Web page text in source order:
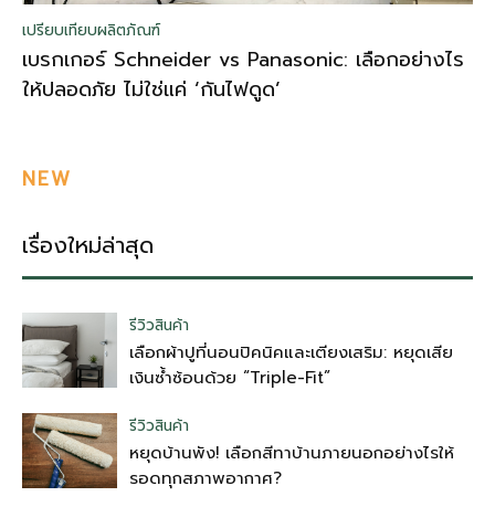
เปรียบเทียบผลิตภัณฑ์
เบรกเกอร์ Schneider vs Panasonic: เลือกอย่างไร
ให้ปลอดภัย ไม่ใช่แค่ ‘กันไฟดูด’
NEW
เรื่องใหม่ล่าสุด
รีวิวสินค้า
เลือกผ้าปูที่นอนปิคนิคและเตียงเสริม: หยุดเสีย
เงินซ้ำซ้อนด้วย “Triple-Fit”
รีวิวสินค้า
หยุดบ้านพัง! เลือกสีทาบ้านภายนอกอย่างไรให้
รอดทุกสภาพอากาศ?